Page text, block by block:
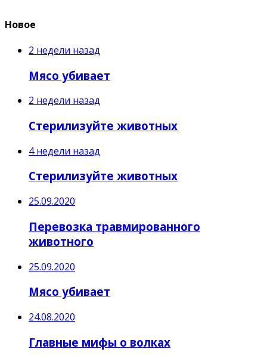
Новое
2 недели назад
Мясо убивает
2 недели назад
Стерилизуйте животных
4 недели назад
Стерилизуйте животных
25.09.2020
Перевозка травмированного
животного
25.09.2020
Мясо убивает
24.08.2020
Главные мифы о волках